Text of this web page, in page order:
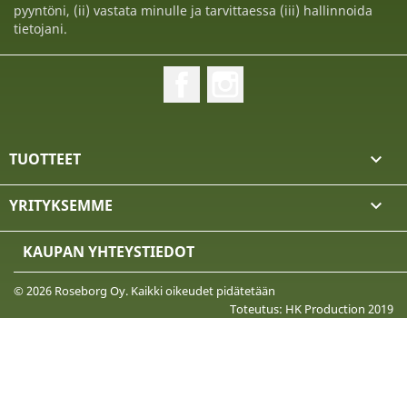
pyyntöni, (ii) vastata minulle ja tarvittaessa (iii) hallinnoida
tietojani.
TUOTTEET 
YRITYKSEMME 
KAUPAN YHTEYSTIEDOT
© 2026 Roseborg Oy. Kaikki oikeudet pidätetään
Toteutus: HK Production 2019